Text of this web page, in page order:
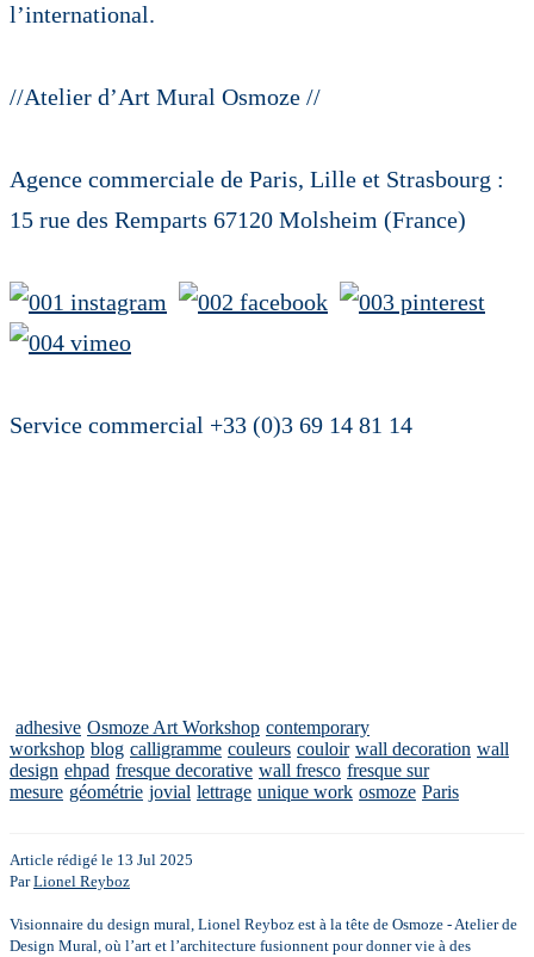
l’international.
//Atelier d’Art Mural Osmoze //
Agence commerciale de Paris, Lille et Strasbourg :
15 rue des Remparts 67120 Molsheim (France)
Service commercial +33 (0)3 69 14 81 14
adhesive Osmoze Art Workshop contemporary
workshop blog calligramme couleurs couloir wall decoration wall
design ehpad fresque decorative wall fresco fresque sur
mesure géométrie jovial lettrage unique work osmoze Paris
Article rédigé le 13 Jul 2025
ParLionel Reyboz
Visionnaire du design mural, Lionel Reyboz est à la tête de Osmoze - Atelier de
Design Mural, où l’art et l’architecture fusionnent pour donner vie à des